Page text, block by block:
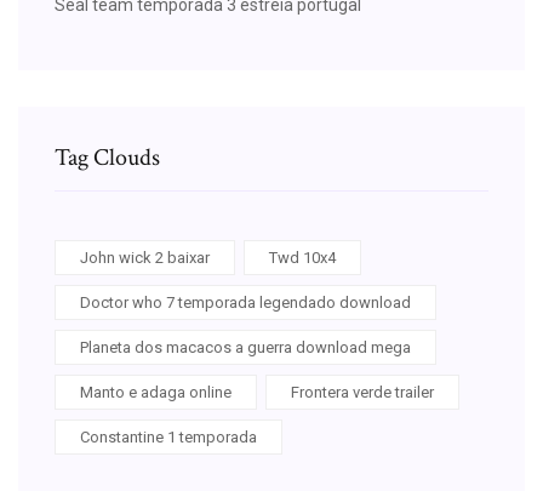
Seal team temporada 3 estreia portugal
Tag Clouds
John wick 2 baixar Twd 10x4
Doctor who 7 temporada legendado download
Planeta dos macacos a guerra download mega
Manto e adaga online Frontera verde trailer
Constantine 1 temporada